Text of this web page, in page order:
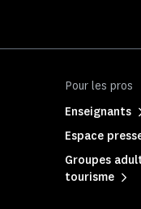
Pour les pros
Enseignants
Espace
Groupes
tourisme